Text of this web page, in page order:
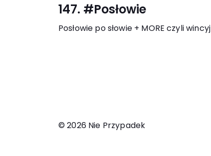
147. #Posłowie
Posłowie po słowie + MORE czyli wincyj
© 2026 Nie Przypadek